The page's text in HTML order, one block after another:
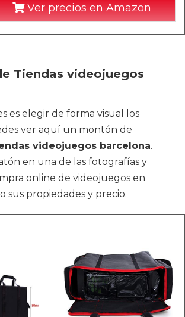
Ver precios en Amazon
Tiendas videojuegos
es elegir de forma visual los
ver aquí un montón de
videojuegos barcelona.
en una de las fotografías y
online de videojuegos en
sus propiedades y precio.